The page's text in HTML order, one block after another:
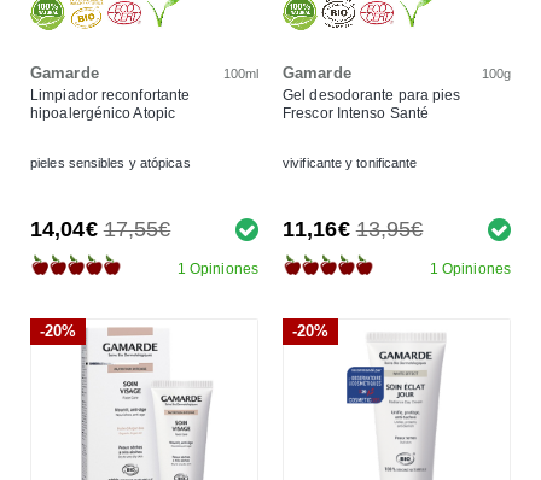
Gamarde 100ml
Limpiador reconfortante
hipoalergénico Atopic
pieles sensibles y atópicas
14,04€ 17,55€
1 Opiniones
Gamarde 100g
Gel desodorante para pies
Frescor Intenso Santé
vivificante y tonificante
11,16€ 13,95€
1 Opiniones
-20% -20%